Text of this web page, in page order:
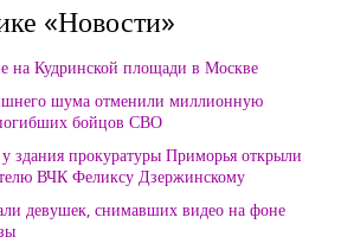
«Новости»
на Кудринской площади в Москве
шума отменили миллионную
бойцов СВО
здания прокуратуры Приморья открыли
ВЧК Феликсу Дзержинскому
девушек, снимавших видео на фоне